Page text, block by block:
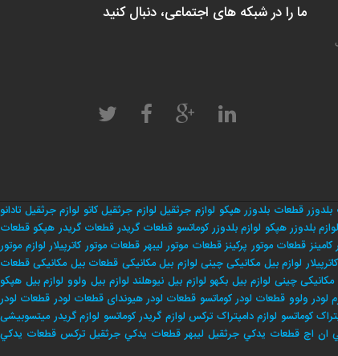
ما را در شبکه های اجتماعی، دنبال کنید
قطعات بلدوزر هپکو لوازم جرثقیل لوازم جرثقیل کاتو لوازم جرثقیل تادانو
لوازم بلدوزر هپکو لوازم بلدوزر کوماتسو قطعات گریدرقطعات گریدر هپکوقطعات
قطعات موتور پرکینز قطعات موتور لیبهر قطعات موتور کاترپیلار لوازم موتور
لوازم بیل مکانیکی چینی لوازم بیل مکانیکی قطعات بیل مکانیکی قطعات
چینی لوازم بیل بکهو لوازم بیل نیوهلند لوازم بیل ولوو لوازم بیل هپکو
لودر ولوو قطعات لودر کوماتسو قطعات لودر هیوندای قطعات لودر قطعات لودر
کوماتسو لوازم دامپتراک ترکس لوازم گریدر کوماتسو لوازم گریدر میتسوبیشی
ان اچ قطعات يدكي جرثقيل ليبهر قطعات يدكي جرثقيل تركس قطعات يدكي